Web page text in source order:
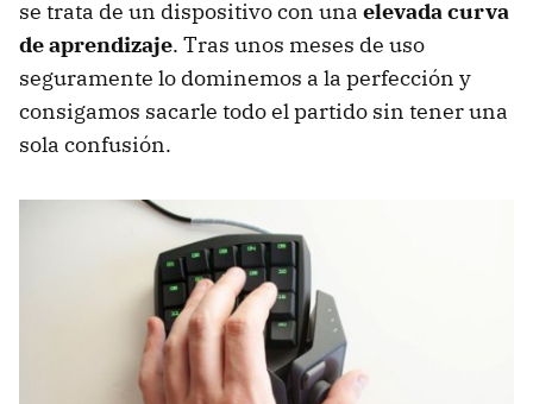
se trata de un dispositivo con una elevada curva
de aprendizaje. Tras unos meses de uso
seguramente lo dominemos a la perfección y
consigamos sacarle todo el partido sin tener una
sola confusión.